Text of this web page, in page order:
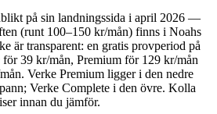
på sin landningssida i april 2026 —
(runt 100–150 kr/mån) finns i Noahs
är transparent: en gratis provperiod på
för 39 kr/mån, Premium för 129 kr/mån
Verke Premium ligger i den nedre
Verke Complete i den övre. Kolla
innan du jämför.